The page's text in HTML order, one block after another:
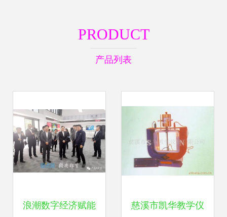
PRODUCT
产品列表
浪潮数字经济赋能 慈溪市凯华教学仪